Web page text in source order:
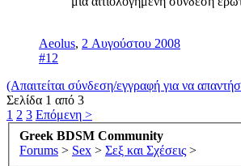
Aeolus, 2 Αυγούστου 2008
#12
(Απαιτείται σύνδεση/εγγραφή για να
Σελίδα 1 από 3
1 2 3 Επόμενη >
Greek BDSM Community
Forums > Sex > Σεξ και Σχέσεις >